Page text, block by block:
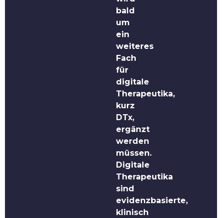
bald
um
ein
weiteres
Fach
für
digitale
Therapeutika,
kurz
DTx,
ergänzt
werden
müssen.
Digitale
Therapeutika
sind
evidenzbasierte,
klinisch